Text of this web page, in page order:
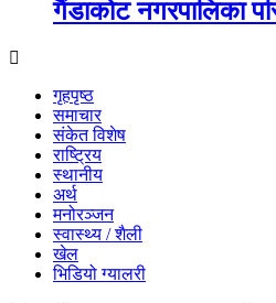
गैंडाकोट नगरपालिका
गृहपृष्ठ
समाचार
संकेत विशेष
राष्ट्रिय
स्थानीय
अर्थ
मनोरञ्जन
स्वास्थ्य / शैली
खेल
भिडियो ग्यालरी